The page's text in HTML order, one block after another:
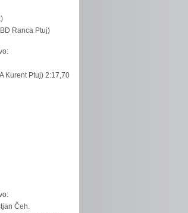
Ranca Ptuj)
Kurent Ptuj) 2:17,70
Čeh.